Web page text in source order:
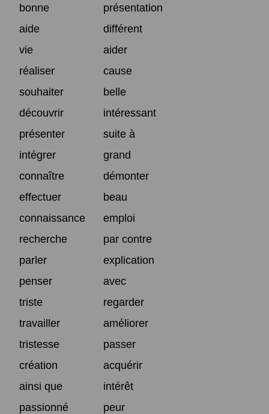
bonne
présentation
aide
différent
vie
aider
réaliser
cause
souhaiter
belle
découvrir
intéressant
présenter
suite à
intégrer
grand
connaître
démonter
effectuer
beau
connaissance
emploi
recherche
par contre
parler
explication
penser
avec
triste
regarder
travailler
améliorer
tristesse
passer
création
acquérir
ainsi que
intérêt
passionné
peur